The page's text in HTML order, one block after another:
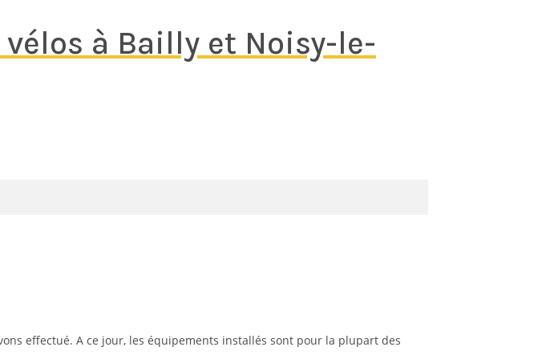
à Bailly et Noisy-le-
effectué. A ce jour, les équipements installés sont pour la plupart des